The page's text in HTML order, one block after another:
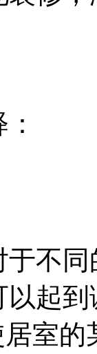
不
以起
居室